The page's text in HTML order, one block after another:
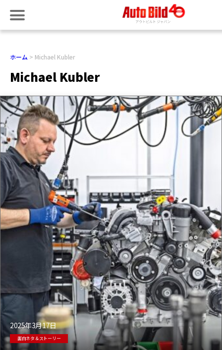
ホーム Michael Kubler
Michael Kubler
2025年3月17日
面白ネタ＆ストーリー